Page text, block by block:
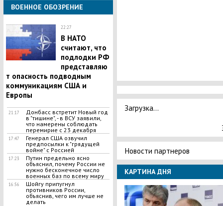
ВОЕННОЕ ОБОЗРЕНИЕ
22:27
В НАТО
считают, что
подлодки РФ
представляю
т опасность подводным
коммуникациям США и
Европы
21:17
Донбасс встретит Новый год
в "тишине", - в ВСУ заявили,
что намерены соблюдать
перемирие с 23 декабря
17:47
Генерал США озвучил
предпосылки к "грядущей
войне" с Россией
17:23
Путин предельно ясно
объяснил, почему России не
нужно бесконечное число
военных баз по всему миру
16:56
Шойгу припугнул
противников России,
объяснив, чего им лучше не
делать
Загрузка...
Новости партнеров
КАРТИНА ДНЯ